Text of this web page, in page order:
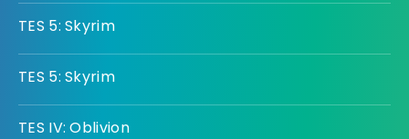
TES 5: Skyrim
TES 5: Skyrim
TES IV: Oblivion